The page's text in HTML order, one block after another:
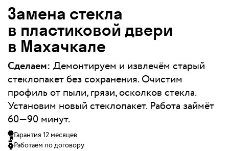
Замена стекла
в пластиковой двери
в Махачкале
Сделаем: Демонтируем и извлечём старый
стеклопакет без сохранения. Очистим
профиль от пыли, грязи, осколков стекла.
Установим новый стеклопакет. Работа займёт
60—90 минут.
Гарантия 12 месяцев
Работаем по договору